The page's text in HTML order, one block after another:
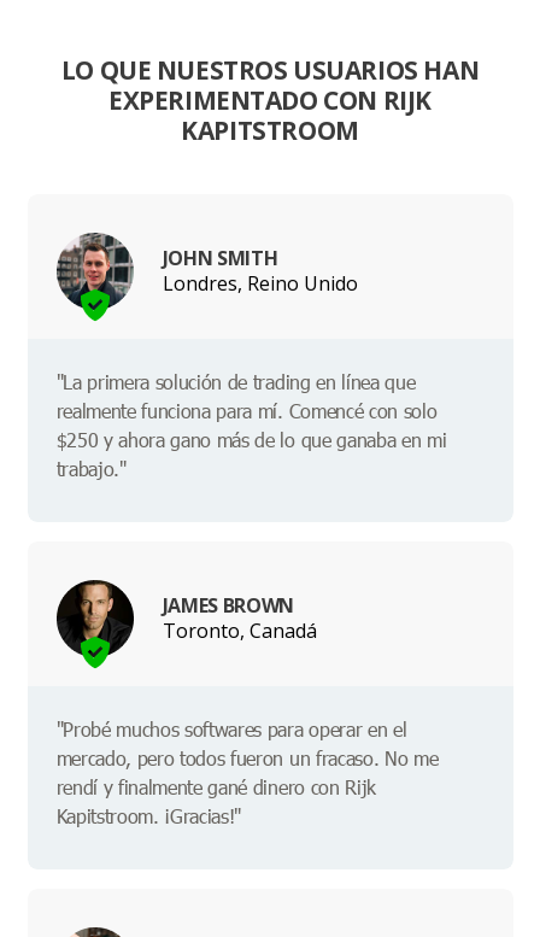
LO QUE NUESTROS USUARIOS HAN
EXPERIMENTADO CON RIJK
KAPITSTROOM
JOHN SMITH
Londres, Reino Unido
"La primera solución de trading en línea que
realmente funciona para mí. Comencé con solo
$250 y ahora gano más de lo que ganaba en mi
trabajo."
JAMES BROWN
Toronto, Canadá
"Probé muchos softwares para operar en el
mercado, pero todos fueron un fracaso. No me
rendí y finalmente gané dinero con Rijk
Kapitstroom. ¡Gracias!"